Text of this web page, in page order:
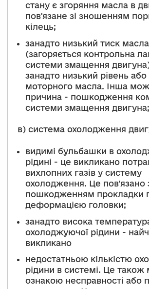
стану є згоряння масла в
пов'язане зі зношенням
кілець;
занадто низький тиск масла
(загоряється контрольна
системи змащення
занадто низький рівень або
моторного масла. Інша
причина - пошкодження
системи змащення двигуна;
в) система охолодження
видимі бульбашки в
рідині - це викликано
вихлопних газів у систему
охолодження. Це пов'язано
пошкодженням прокладки
деформацією головки;
занадто висока
охолоджуючої рідини -
викликано
недостатньою кількістю
рідини в системі. Це
ознакою несправності або